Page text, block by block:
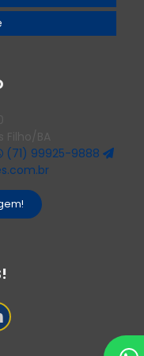
Filho/BA
(71) 99925-9888